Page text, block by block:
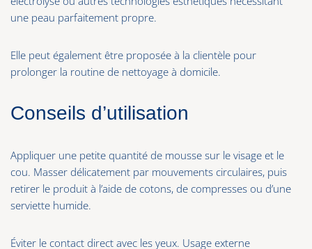
une peau parfaitement propre.
Elle peut également être proposée à la clientèle pour
prolonger la routine de nettoyage à domicile.
Conseils d’utilisation
Appliquer une petite quantité de mousse sur le visage et le
cou. Masser délicatement par mouvements circulaires, puis
retirer le produit à l’aide de cotons, de compresses ou d’une
serviette humide.
Éviter le contact direct avec les yeux. Usage externe